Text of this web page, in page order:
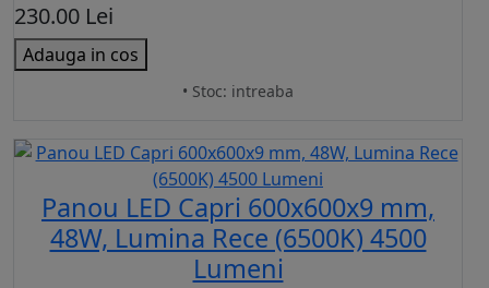
230.00 Lei
Adauga in cos
• Stoc: intreaba
Panou LED Capri 600x600x9 mm,
48W, Lumina Rece (6500K) 4500
Lumeni